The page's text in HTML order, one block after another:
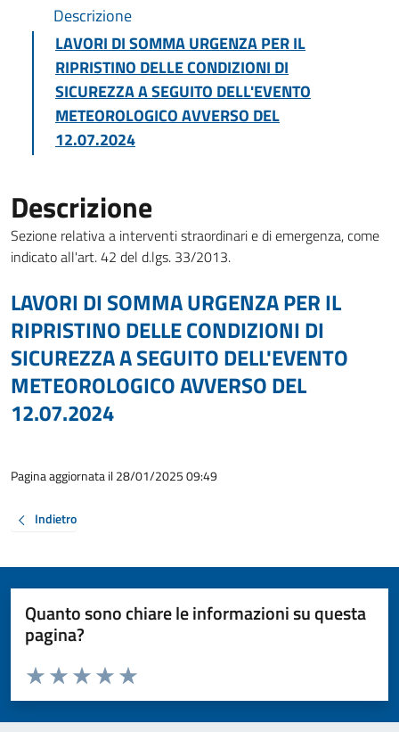
Descrizione
LAVORI DI SOMMA URGENZA PER IL
RIPRISTINO DELLE CONDIZIONI DI
SICUREZZA A SEGUITO DELL'EVENTO
METEOROLOGICO AVVERSO DEL
12.07.2024
Descrizione
Sezione relativa a interventi straordinari e di emergenza, come
indicato all'art. 42 del d.lgs. 33/2013.
LAVORI DI SOMMA URGENZA PER IL
RIPRISTINO DELLE CONDIZIONI DI
SICUREZZA A SEGUITO DELL'EVENTO
METEOROLOGICO AVVERSO DEL
12.07.2024
Pagina aggiornata il 28/01/2025 09:49
Indietro
Quanto sono chiare le informazioni su questa
pagina?
Valuta da 1 a 5 stelle la pagina
Valuta 5 stelle su 5
Valuta 4 stelle su 5
Valuta 3 stelle su 5
Valuta 2 stelle su 5
Valuta 1 stelle su 5